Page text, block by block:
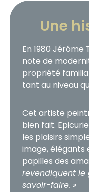
Une
En 1980
note de
propriété
tant au niveau
Cet artiste
bien fait.
les plaisirs
image, élégants
papilles des
revendiquent le
savoir-faire. »